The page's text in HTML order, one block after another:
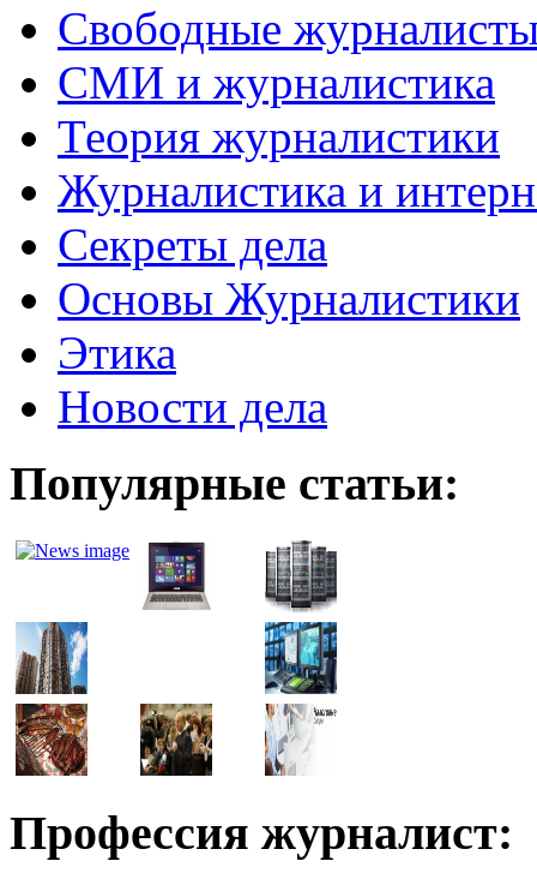
Свободные
СМИ и журналистика
Теория журналистики
Журналистика и
Секреты дела
Основы Журналистики
Этика
Новости дела
Популярные статьи:
Профессия журналист: